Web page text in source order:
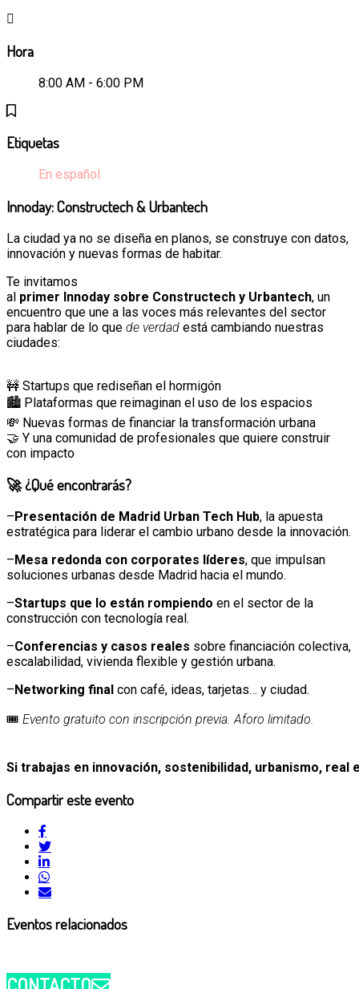
Hora
8:00 AM - 6:00 PM
Etiquetas
En español
Innoday: Constructech & Urbantech
La ciudad ya no se diseña en planos, se construye con datos,
innovación y nuevas formas de habitar.
Te invitamos
al primer Innoday sobre Constructech y Urbantech, un
encuentro que une a las voces más relevantes del sector
para hablar de lo que de verdad está cambiando nuestras
ciudades:
🚧 Startups que rediseñan el hormigón
🏙️ Plataformas que reimaginan el uso de los espacios
💸 Nuevas formas de financiar la transformación urbana
🤝 Y una comunidad de profesionales que quiere construir
con impacto
🚀 ¿Qué encontrarás?
–Presentación de Madrid Urban Tech Hub, la apuesta
estratégica para liderar el cambio urbano desde la innovación.
–Mesa redonda con corporates líderes, que impulsan
soluciones urbanas desde Madrid hacia el mundo.
–Startups que lo están rompiendo en el sector de la
construcción con tecnología real.
–Conferencias y casos reales sobre financiación colectiva,
escalabilidad, vivienda flexible y gestión urbana.
–Networking final con café, ideas, tarjetas… y ciudad.
🎟️ Evento gratuito con inscripción previa.Aforo limitado.
Si trabajas en innovación, sostenibilidad, urbanismo, real
Compartir este evento
Eventos relacionados